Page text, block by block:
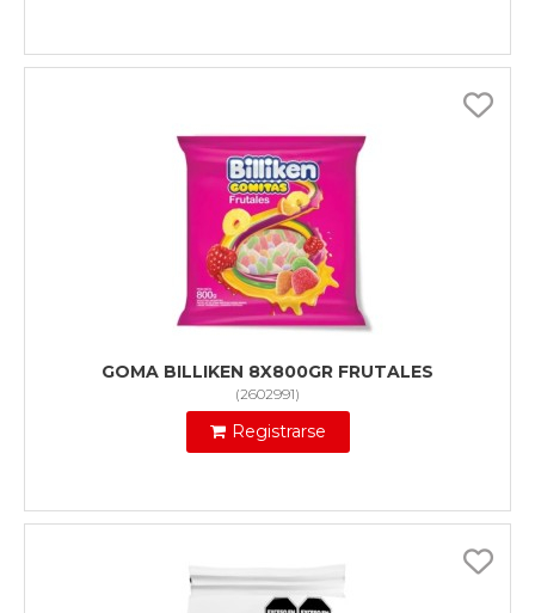
GOMA BILLIKEN 8X800GR FRUTALES
(2602991)
Registrarse